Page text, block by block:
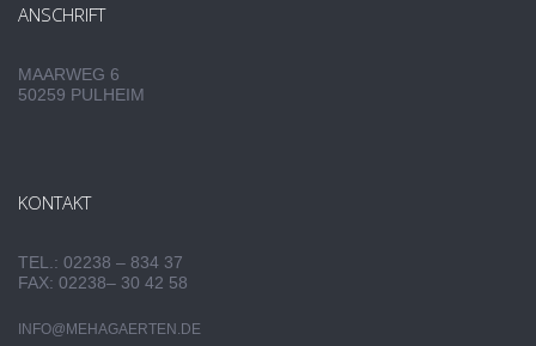
ANSCHRIFT
MAARWEG 6
50259 PULHEIM
KONTAKT
TEL.: 02238 – 834 37
FAX: 02238– 30 42 58
INFO@MEHAGAERTEN.DE